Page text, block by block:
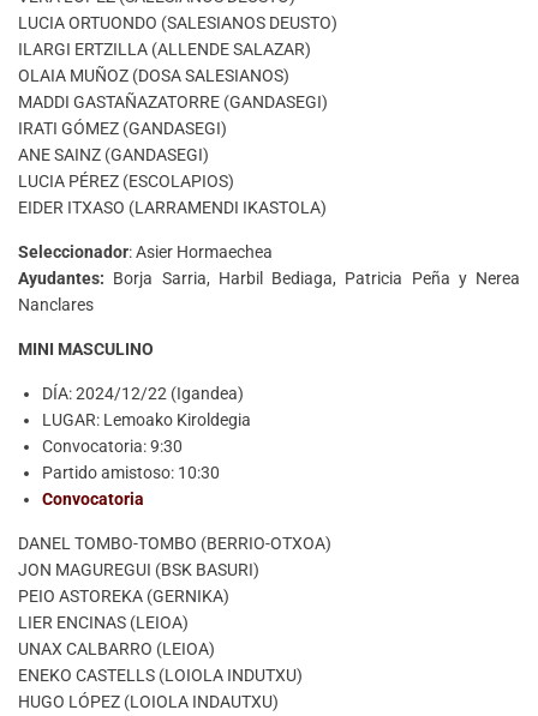
LUCIA ORTUONDO (SALESIANOS DEUSTO)
ILARGI ERTZILLA (ALLENDE SALAZAR)
OLAIA MUÑOZ (DOSA SALESIANOS)
MADDI GASTAÑAZATORRE (GANDASEGI)
IRATI GÓMEZ (GANDASEGI)
ANE SAINZ (GANDASEGI)
LUCIA PÉREZ (ESCOLAPIOS)
EIDER ITXASO (LARRAMENDI IKASTOLA)
Seleccionador: Asier Hormaechea
Ayudantes: Borja Sarria, Harbil Bediaga, Patricia Peña y Nerea
Nanclares
MINI MASCULINO
DÍA: 2024/12/22 (Igandea)
LUGAR: Lemoako Kiroldegia
Convocatoria: 9:30
Partido amistoso: 10:30
Convocatoria
DANEL TOMBO-TOMBO (BERRIO-OTXOA)
JON MAGUREGUI (BSK BASURI)
PEIO ASTOREKA (GERNIKA)
LIER ENCINAS (LEIOA)
UNAX CALBARRO (LEIOA)
ENEKO CASTELLS (LOIOLA INDUTXU)
HUGO LÓPEZ (LOIOLA INDAUTXU)